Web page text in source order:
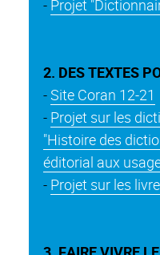
- Projet
2. DES TEXTES
-Site Coran 12-21
- Projet sur les
"Histoire des
éditorial aux
- Projet sur les